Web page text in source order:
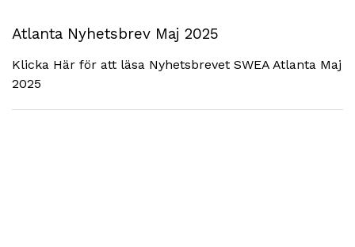
Atlanta Nyhetsbrev Maj 2025
Klicka Här för att läsa Nyhetsbrevet SWEA Atlanta Maj
2025